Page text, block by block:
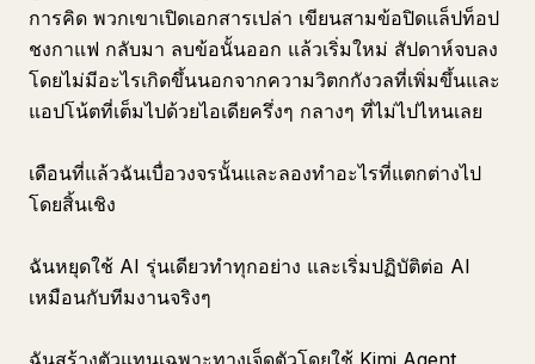
การคิด พวกเขาเปิดเอกสารเปล่า เขียนสามข้อปิดแล็ปท็อป
ชงกาแฟ กลับมา ลบข้อนั้นออก แล้วเริ่มใหม่ สัปดาห์จบลง
โดยไม่มีอะไรเกิดขึ้นนอกจากความวิตกกังวลที่เพิ่มขึ้นและ
แอปโน้ตที่เต็มไปด้วยไอเดียครึ่งๆ กลางๆ ที่ไม่ไปไหนเลย
เดือนที่แล้วฉันเบื่อวงจรนั้นและลองทำอะไรที่แตกต่างไป
โดยสิ้นเชิง
ฉันหยุดใช้ AI รุ่นเดียวทำทุกอย่าง และเริ่มปฏิบัติต่อ AI
เหมือนกับทีมงานจริงๆ
ฉันสร้างตัวแทนเฉพาะทางเจ็ดตัวโดยใช้ Kimi Agent